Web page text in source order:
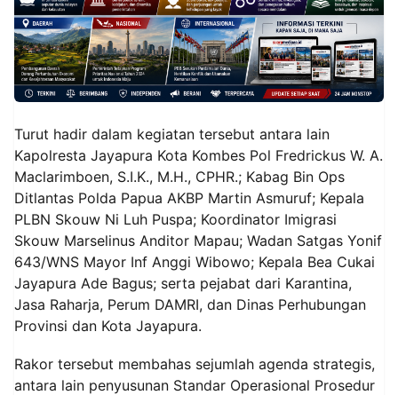
Turut hadir dalam kegiatan tersebut antara lain
Kapolresta Jayapura Kota Kombes Pol Fredrickus W. A.
Maclarimboen, S.I.K., M.H., CPHR.; Kabag Bin Ops
Ditlantas Polda Papua AKBP Martin Asmuruf; Kepala
PLBN Skouw Ni Luh Puspa; Koordinator Imigrasi
Skouw Marselinus Anditor Mapau; Wadan Satgas Yonif
643/WNS Mayor Inf Anggi Wibowo; Kepala Bea Cukai
Jayapura Ade Bagus; serta pejabat dari Karantina,
Jasa Raharja, Perum DAMRI, dan Dinas Perhubungan
Provinsi dan Kota Jayapura.
Rakor tersebut membahas sejumlah agenda strategis,
antara lain penyusunan Standar Operasional Prosedur